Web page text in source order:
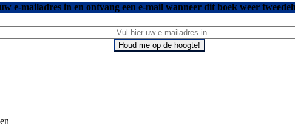
e-mailadres in en ontvang een e-mail wanneer dit boek weer
Houd me op de hoogte!